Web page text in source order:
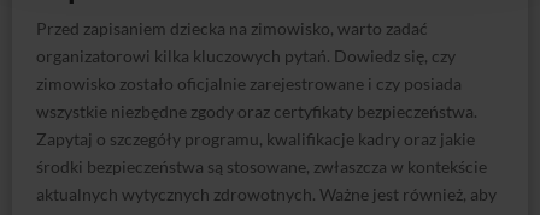
aktualnych wytycznych zdrowotnych. Ważne jest również, aby
zrozumieć procedury postępowania w przypadku wystąpienia
choroby u dziecka lub innych uczestników. Nie zapomnij także
zapytać o możliwości kontaktu z dzieckiem podczas zimowiska
oraz o politykę dotyczącą zwrotów i rezygnacji.
Chopok – obóz snowboardowy